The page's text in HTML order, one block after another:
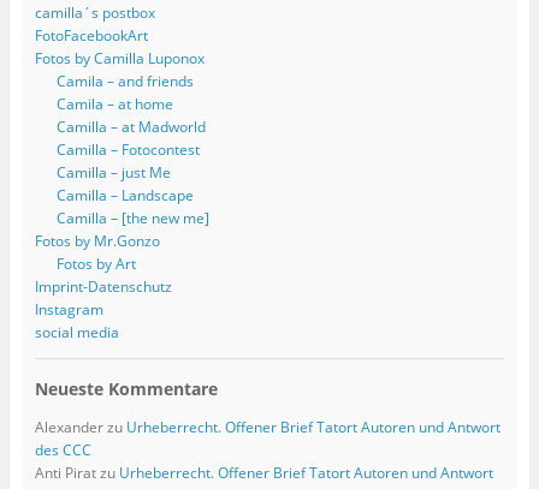
camilla´s postbox
FotoFacebookArt
Fotos by Camilla Luponox
Camila – and friends
Camila – at home
Camilla – at Madworld
Camilla – Fotocontest
Camilla – just Me
Camilla – Landscape
Camilla – [the new me]
Fotos by Mr.Gonzo
Fotos by Art
Imprint-Datenschutz
Instagram
social media
Neueste Kommentare
Alexanderzu Urheberrecht. Offener Brief Tatort Autoren und Antwort
des CCC
Anti Piratzu Urheberrecht. Offener Brief Tatort Autoren und Antwort